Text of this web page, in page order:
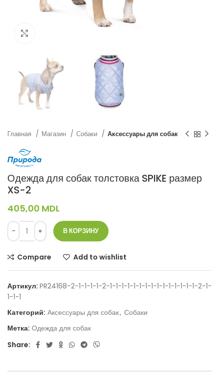
Главная Магазин Собаки Аксессуары для собак
Одежда для собак толстовка SPIKE размер
XS-2
405,00 MDL
В КОРЗИНУ
Compare Add to wishlist
Артикул: PR24168-2-1-1-1-1-2-1-1-1-1-1-1-1-1-1-1-1-1-1-1-1-2-1-
1-1-1
Категорий: Аксессуары для собак, Собаки
Метка: Одежда для собак
Share: